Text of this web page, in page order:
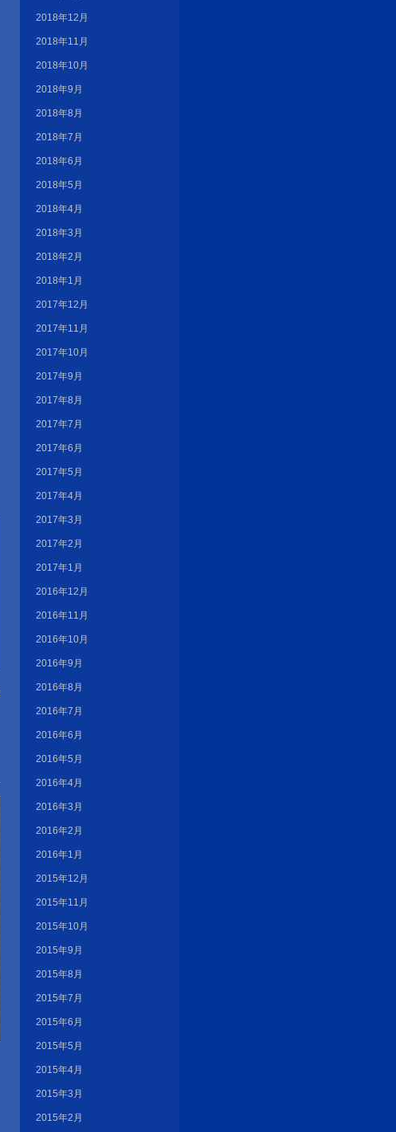
2018年12月
2018年11月
2018年10月
2018年9月
2018年8月
2018年7月
2018年6月
2018年5月
2018年4月
2018年3月
2018年2月
2018年1月
2017年12月
2017年11月
2017年10月
2017年9月
2017年8月
2017年7月
2017年6月
2017年5月
2017年4月
2017年3月
2017年2月
2017年1月
2016年12月
2016年11月
2016年10月
2016年9月
2016年8月
2016年7月
2016年6月
2016年5月
2016年4月
2016年3月
2016年2月
2016年1月
2015年12月
2015年11月
2015年10月
2015年9月
2015年8月
2015年7月
2015年6月
2015年5月
2015年4月
2015年3月
2015年2月